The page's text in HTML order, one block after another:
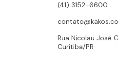
(41) 3152-6600
Rua Nicolau José
Curitiba/PR